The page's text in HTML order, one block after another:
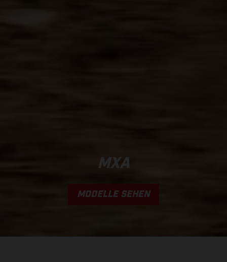
MXA
MODELLE SEHEN